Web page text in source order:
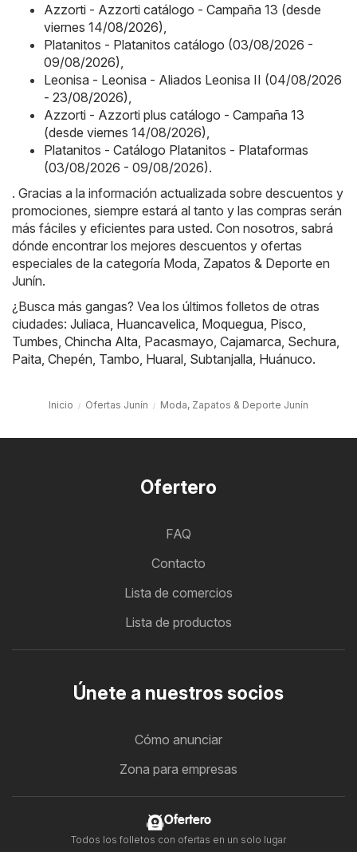
Azzorti - Azzorti catálogo - Campaña 13 (desde
viernes 14/08/2026)
Platanitos - Platanitos catálogo (03/08/2026 -
09/08/2026)
Leonisa - Leonisa - Aliados Leonisa II (04/08/2026
- 23/08/2026)
Azzorti - Azzorti plus catálogo - Campaña 13
(desde viernes 14/08/2026)
Platanitos - Catálogo Platanitos - Plataformas
(03/08/2026 - 09/08/2026).
. Gracias a la información actualizada sobre descuentos y
promociones, siempre estará al tanto y las compras serán
más fáciles y eficientes para usted. Con nosotros, sabrá
dónde encontrar los mejores descuentos y ofertas
especiales de la categoría Moda, Zapatos & Deporte en
Junín.
¿Busca más gangas? Vea los últimos folletos de otras
ciudades: Juliaca Huancavelica Moquegua Pisco
Tumbes Chincha Alta Pacasmayo Cajamarca Sechura
Paita Chepén Tambo Huaral Subtanjalla Huánuco.
Inicio Ofertas Junín Moda, Zapatos & Deporte Junín
Ofertero
FAQ
Contacto
Lista de comercios
Lista de productos
Únete a nuestros socios
Cómo anunciar
Zona para empresas
Ofertero
Todos los folletos con ofertas en un solo lugar